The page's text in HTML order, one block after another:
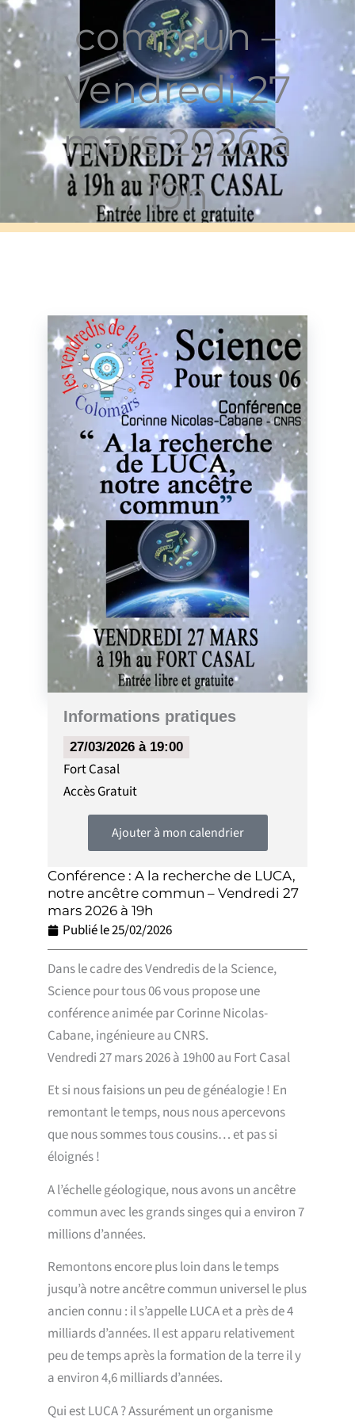
commun –
Vendredi 27
mars 2026 à
19h
Informations pratiques
27/03/2026 à 19:00
Fort Casal
AccèsGratuit
Ajouter à mon calendrier
Conférence : A la recherche de LUCA,
notre ancêtre commun – Vendredi 27
mars 2026 à 19h
Publié le25/02/2026
Dans le cadre des Vendredis de la Science,
Science pour tous 06 vous propose une
conférence animée par Corinne Nicolas-
Cabane, ingénieure au CNRS.
Vendredi 27 mars 2026 à 19h00 au Fort Casal
Et si nous faisions un peu de généalogie ! En
remontant le temps, nous nous apercevons
que nous sommes tous cousins… et pas si
éloignés !
A l’échelle géologique, nous avons un ancêtre
commun avec les grands singes qui a environ 7
millions d’années.
Remontons encore plus loin dans le temps
jusqu’à notre ancêtre commun universel le plus
ancien connu : il s’appelle LUCA et a près de 4
milliards d’années. Il est apparu relativement
peu de temps après la formation de la terre il y
a environ 4,6 milliards d’années.
Qui est LUCA ? Assurément un organisme